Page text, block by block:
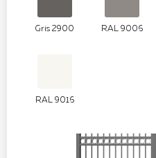
Gris 2900 RAL 9006
RAL 9016